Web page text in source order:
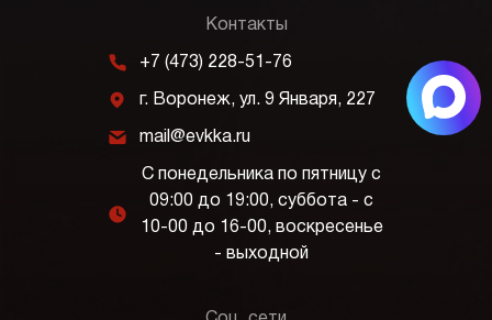
Контакты
m +7 (473) 228-51-76
j г. Воронеж, ул. 9 Января, 227
k mail@evkka.ru
l
С понедельника по пятницу с
09:00 до 19:00, суббота - с
10-00 до 16-00, воскресенье
- выходной